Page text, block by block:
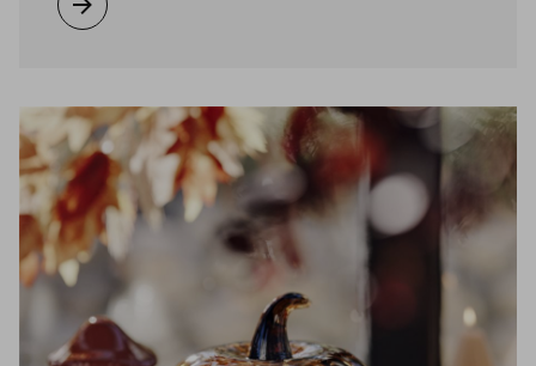
Виж повече